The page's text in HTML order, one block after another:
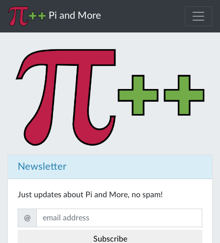
Pi and More
Newsletter
Just updates about Pi and More, no spam!
@